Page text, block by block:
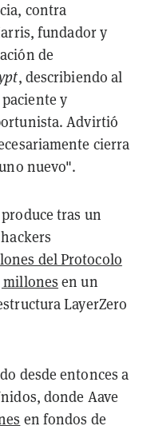
contra
fundador y
de
, describiendo al
y
Advirtió
cierra
nuevo".
tras un
del Protocolo
millones en un
LayerZero
desde entonces a
donde Aave
en fondos de